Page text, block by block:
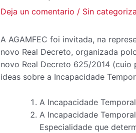
Deja un comentario / Sin
A AGAMFEC foi invitada, na
novo Real Decreto, organizada
novo Real Decreto 625/2014
ideas sobre a Incapacidade
A Incapacidade
A Incapacidade
Especialidade que